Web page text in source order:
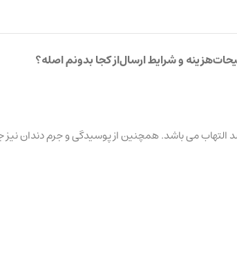
هزینه و شرایط ارسالاز کجا بدونم اصله؟
می باشد. همچنین از پوسیدگی و جرم دندان نیز